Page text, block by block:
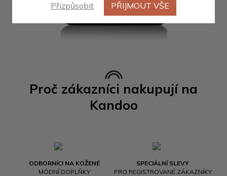
Proč zákazníci nakupují na
Kandoo
ODBORNÍCI NA KOŽENÉ
MÓDNÍ DOPLŇKY
SPECIÁLNÍ SLEVY
PRO REGISTROVANÉ ZÁKAZNÍKY
Přizpůsobit PŘIJMOUT VŠE